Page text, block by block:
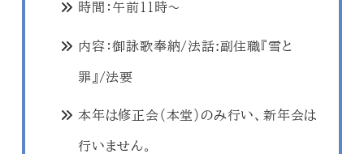
時間：午前１１時～
内容：御詠歌奉納/法話:副住職『雪と
罪』/法要
本年は修正会（本堂）のみ行い、新年会は
行いません。